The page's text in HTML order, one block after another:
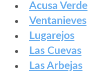
Acusa Verde
Ventanieves
Lugarejos
Las Cuevas
Las Arbejas